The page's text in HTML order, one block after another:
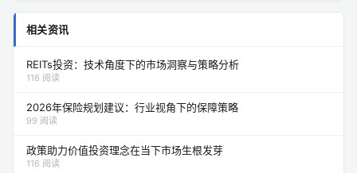
相关资讯
REITs投资：技术角度下的市场洞察与策略分析
116 阅读
2026年保险规划建议：行业视角下的保障策略
99 阅读
政策助力价值投资理念在当下市场生根发芽
116 阅读